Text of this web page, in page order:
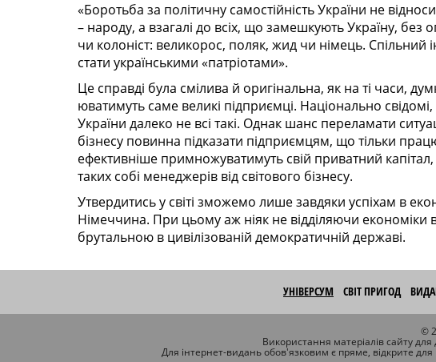
«Боротьба за політичну самостійність України не
– народу, а взагалі до всіх, що замешкують Україну, без
чи колоніст: великорос, поляк, жид чи німець. Спільний
стати українськими «патріотами».
Це справді була смілива й оригінальна, як на ті часи,
юватимуть саме великі під­при­ємці. Національно
України далеко не всі такі. Однак шанс переламати
бізнесу повинна підказати під­приємцям, що тільки
ефек­тивніше при­множуватимуть свій приватний
таких собі ме­неджерів від світо­вого бізнесу.
Утвердитись у світі зможемо лише завдяки успіхам в
Німеччина. При цьому аж ніяк не відділяючи економіки
брутальною в цивілізованій демо­кратичній державі.
УНІВЕРСУМ СВІТ ПРИГОД
©
Використання матеріалів сайту
Для інтернет-видань обов'язковим є пряме, відкрите